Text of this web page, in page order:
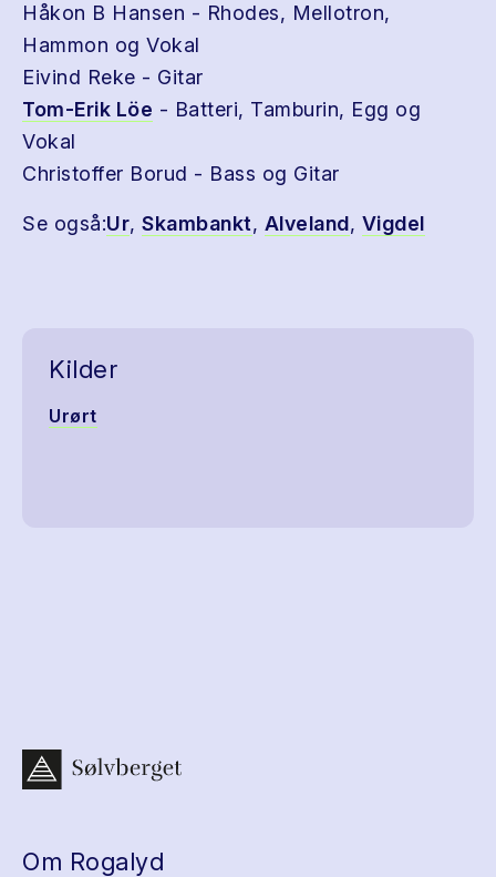
Håkon B Hansen - Rhodes, Mellotron,
Hammon og Vokal
Eivind Reke - Gitar
Tom-Erik Löe - Batteri, Tamburin, Egg og
Vokal
Christoffer Borud - Bass og Gitar
Se også:Ur, Skambankt, Alveland, Vigdel
Kilder
Urørt
Om Rogalyd